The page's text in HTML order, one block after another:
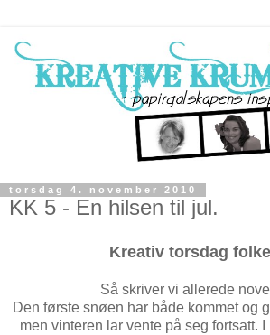
torsdag 4. november 2010
KK 5 - En hilsen til jul.
Kreativ torsdag
Så skriver vi allerede
Den første snøen har både kommet og
men vinteren lar vente på seg fortsatt.